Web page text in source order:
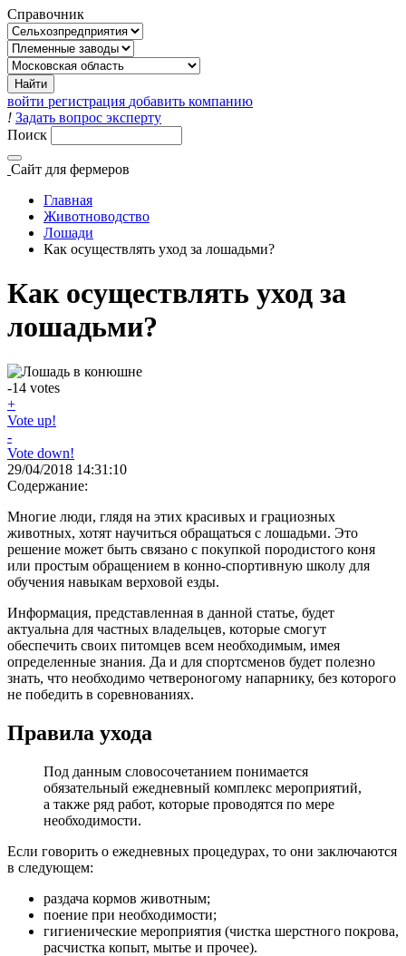
Справочник
войти регистрация добавить компанию
! Задать вопрос эксперту
Поиск
Сайт для фермеров
Главная
Животноводство
Лошади
Как осуществлять уход за лошадьми?
Как осуществлять уход за
лошадьми?
-14 votes
+
Vote up!
-
Vote down!
29/04/2018 14:31:10
Содержание:
Многие люди, глядя на этих красивых и грациозных
животных, хотят научиться обращаться с лошадьми. Это
решение может быть связано с покупкой породистого коня
или простым обращением в конно-спортивную школу для
обучения навыкам верховой езды.
Информация, представленная в данной статье, будет
актуальна для частных владельцев, которые смогут
обеспечить своих питомцев всем необходимым, имея
определенные знания. Да и для спортсменов будет полезно
знать, что необходимо четвероногому напарнику, без которого
не победить в соревнованиях.
Правила ухода
Под данным словосочетанием понимается
обязательный ежедневный комплекс мероприятий,
а также ряд работ, которые проводятся по мере
необходимости.
Если говорить о ежедневных процедурах, то они заключаются
в следующем:
раздача кормов животным;
поение при необходимости;
гигиенические мероприятия (чистка шерстного покрова,
расчистка копыт, мытье и прочее).